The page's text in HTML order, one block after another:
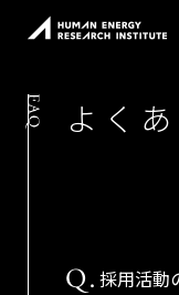
よ く あ
採用活動